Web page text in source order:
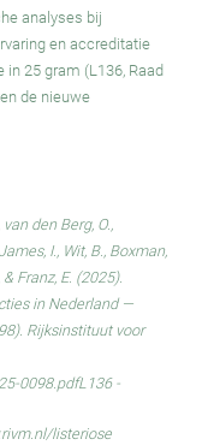
analyses bij
en accreditatie
25 gram (L136, Raad
de nieuwe
den Berg, O.,
I., Wit, B., Boxman,
Franz, E. (2025).
in Nederland —
Rijksinstituut voor
0098.pdfL136 -
listeriose